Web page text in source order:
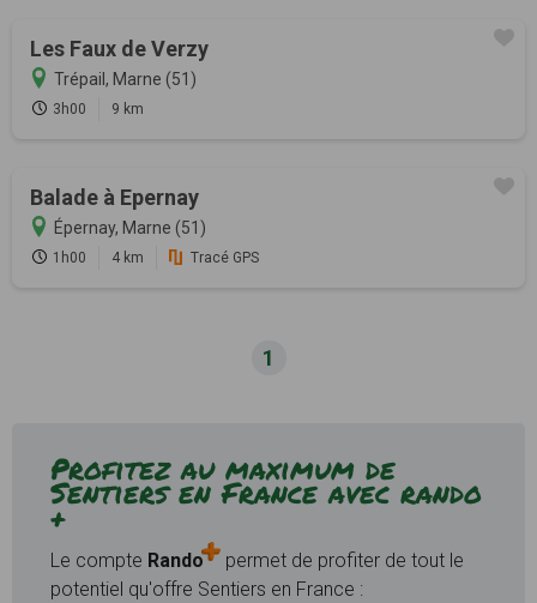
Les Faux de Verzy
Trépail, Marne (51)
3h00 9 km
Balade à Epernay
Épernay, Marne (51)
1h00 4 km Tracé GPS
1
Profitez au maximum de
Sentiers en France avec rando
+
Le compte Rando
permet de profiter de tout le
potentiel qu'offre Sentiers en France :